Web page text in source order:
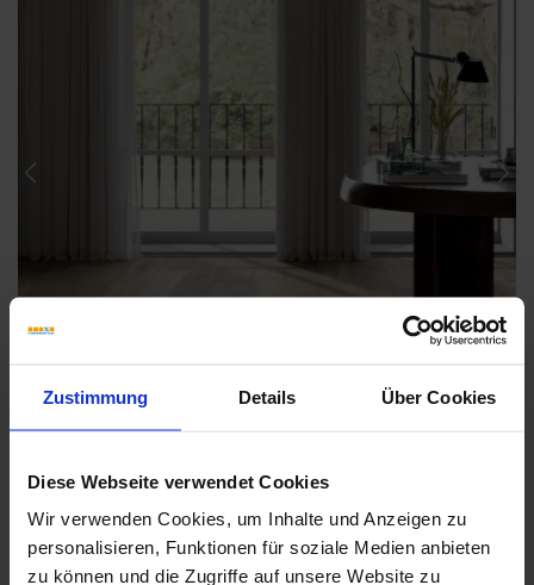
Zustimmung Details Über Cookies
Diese Webseite verwendet Cookies
Wir verwenden Cookies, um Inhalte und Anzeigen zu
personalisieren, Funktionen für soziale Medien anbieten
zu können und die Zugriffe auf unsere Website zu
Previous
Weitere Serien von Marca Corona